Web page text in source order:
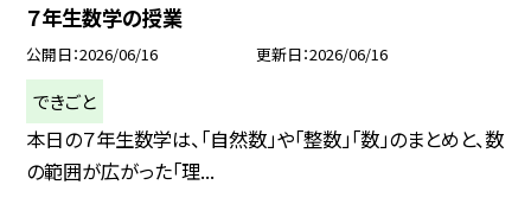
７年生数学の授業
公開日 2026/06/16 更新日 2026/06/16
できごと
本日の７年生数学は、「自然数」や「整数」「数」のまとめと、数
の範囲が広がった「理...